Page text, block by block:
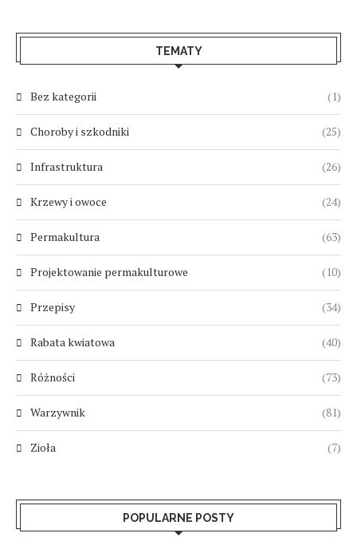
TEMATY
Bez kategorii (1)
Choroby i szkodniki (25)
Infrastruktura (26)
Krzewy i owoce (24)
Permakultura (63)
Projektowanie permakulturowe (10)
Przepisy (34)
Rabata kwiatowa (40)
Różności (73)
Warzywnik (81)
Zioła (7)
POPULARNE POSTY